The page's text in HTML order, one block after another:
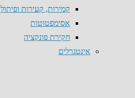
קמירות, קעירות ופיתול
אסימפטוטות
חקירת פונקציה
אינטגרלים